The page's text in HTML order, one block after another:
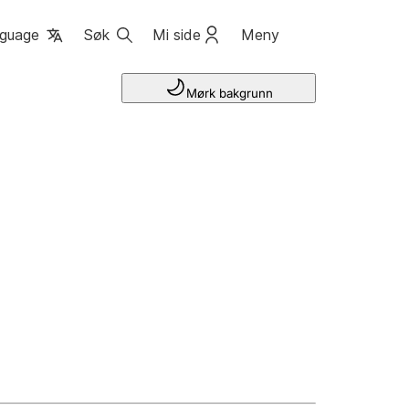
Søk Mi side Meny
Mørk bakgrunn